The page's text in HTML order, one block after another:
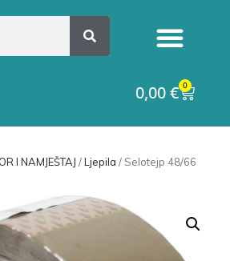
0,00€ 0
I NAMJEŠTAJ /Ljepila / Selotejp 48/66